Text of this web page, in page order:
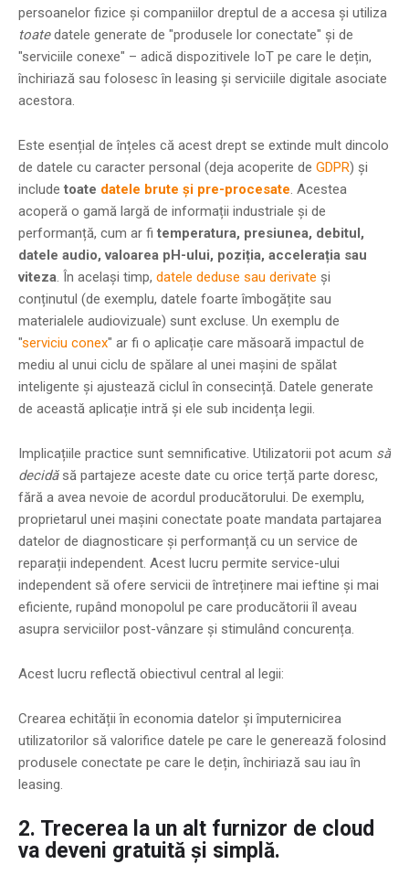
persoanelor fizice și companiilor dreptul de a accesa și utiliza
toatedatele generate de "produsele lor conectate" și de
"serviciile conexe" – adică dispozitivele IoT pe care le dețin,
închiriază sau folosesc în leasing și serviciile digitale asociate
acestora.
Este esențial de înțeles că acest drept se extinde mult dincolo
de datele cu caracter personal (deja acoperite de GDPR) și
include toate datele brute și pre-procesate . Acestea
acoperă o gamă largă de informații industriale și de
performanță, cum ar fi temperatura, presiunea, debitul,
datele audio, valoarea pH-ului, poziția, accelerația sau
viteza . În același timp, datele deduse sau derivate și
conținutul (de exemplu, datele foarte îmbogățite sau
materialele audiovizuale) sunt excluse. Un exemplu de
"serviciu conex" ar fi o aplicație care măsoară impactul de
mediu al unui ciclu de spălare al unei mașini de spălat
inteligente și ajustează ciclul în consecință. Datele generate
de această aplicație intră și ele sub incidența legii.
Implicațiile practice sunt semnificative. Utilizatorii pot acum să
decidăsă partajeze aceste date cu orice terță parte doresc,
fără a avea nevoie de acordul producătorului. De exemplu,
proprietarul unei mașini conectate poate mandata partajarea
datelor de diagnosticare și performanță cu un service de
reparații independent. Acest lucru permite service-ului
independent să ofere servicii de întreținere mai ieftine și mai
eficiente, rupând monopolul pe care producătorii îl aveau
asupra serviciilor post-vânzare și stimulând concurența.
Acest lucru reflectă obiectivul central al legii:
Crearea echității în economia datelor și împuternicirea
utilizatorilor să valorifice datele pe care le generează folosind
produsele conectate pe care le dețin, închiriază sau iau în
leasing.
2. Trecerea la un alt furnizor de cloud
va deveni gratuită și simplă.